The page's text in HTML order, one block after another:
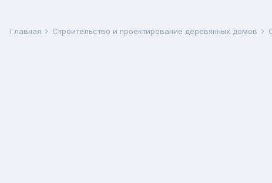
Главная Строительство и проектирование деревянных домов